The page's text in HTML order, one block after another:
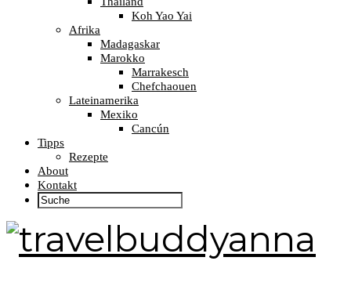
Koh Yao Yai
Afrika
Madagaskar
Marokko
Marrakesch
Chefchaouen
Lateinamerika
Mexiko
Cancún
Tipps
Rezepte
About
Kontakt